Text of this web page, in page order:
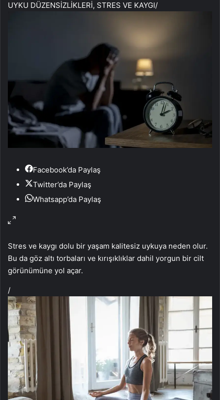
UYKU DÜZENSİZLİKLERİ, STRES VE KAYGI/
Facebook’da Paylaş
Twitter’da Paylaş
Whatsapp’da Paylaş
Stres ve kaygı dolu bir yaşam kalitesiz uykuya neden olur.
Bu da göz altı torbaları ve kırışıklıklar dahil yorgun bir cilt
görünümüne yol açar.
/